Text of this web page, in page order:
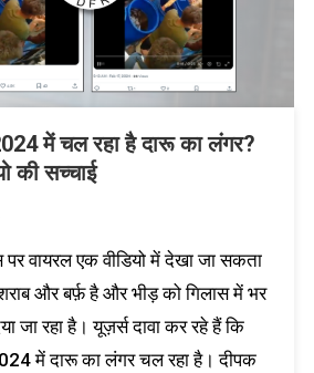
में चल रहा है दारू का लंगर?
की सच्चाई
पर वायरल एक वीडियो में देखा जा सकता
और बर्फ़ है और भीड़ को गिलास में भर
जा रहा है। यूज़र्स दावा कर रहे हैं कि
में दारू का लंगर चल रहा है। दीपक